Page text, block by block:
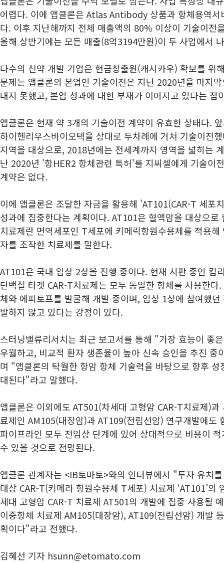
어렵다. 이에 앱클론은 Atlas Antibody 상품과 항체용역서
다. 이후 지난해까지 전체 매출액의 80% 이상이 기술이전
올해 상반기에는 모든 매출(8억3194만원)이 두 사업에서
다수의 신약 개발 기업은 현금창출원(캐시카우) 확보를 위
문제는 앱클론의 본업인 기술이전은 지난 2020년을 마지
내지 못했고, 본업 성과에 대한 부재가 이어지고 있다는 점
앱클론은 현재 약 3개의 기술이전 계약이 유효한 상태다.
하이헨리우스바이오텍을 상대로 두차례에 거쳐 기술이전
지역을 대상으로, 2018년에는 전세계까지 영역을 넓히는
난 2020년 '항HER2 항체관련 특허'를 지씨셀에게 기술이
계약은 없다.
이에 앱클론은 조달한 자금을 활용해 'AT101(CAR-T 세포
성과에 집중한다는 계획이다. AT101은 혈액암을 대상으로
치료제란 면역세포인 T세포에 키메릭항원수용체를 적용
자를 조작한 치료제를 말한다.
AT101은 국내 임상 2상을 진행 중이다. 현재 시판 중인 킴
단백질 타겟 CAR-T치료제는 모두 동일한 항체를 사용한
체와 에피토프를 발굴해 개발 중이며, 임상 1상에 참여했
발하지 않고 있다는 강점이 있다.
스터닝밸류리서치는 최근 보고서를 통해 "가장 효능이 좋
우월하고, 비교적 환자 생존율이 높아 신속 승인을 추진 중
며 "앱클론의 탁월한 항암 항체 기술력을 바탕으로 향후
대된다"라고 말했다.
앱클론은 이외에도 AT501(차세대 고형암 CAR-T치료제)
료제인 AM105(대장암)과 AT109(전립선암) 연구개발에도
파이프라인 모두 전임상 단계에 있어 상대적으로 비용이
수 있을 것으로 전망된다.
앱클론 관계자는 <IB토마토>와의 인터뷰에서 "투자 유치
대상 CAR-T(키메라 항원수용체 T세포) 치료제 ‘AT101’의
세대 고형암 CAR-T 치료제 AT501의 개발에 집중 사용될
이중항체 치료제 AM105(대장암), AT109(전립선암) 개발
획이다"라고 전했다.
김혜선 기자 hsunn@etomato.com